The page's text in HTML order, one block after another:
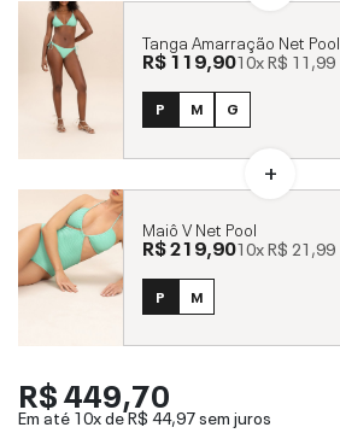
Tanga Amarração Net Pool
R$ 119,9010xR$ 11,99
P M G
Maiô V Net Pool
R$ 219,9010xR$ 21,99
P M
R$ 449,70
Em até 10x deR$ 44,97sem juros